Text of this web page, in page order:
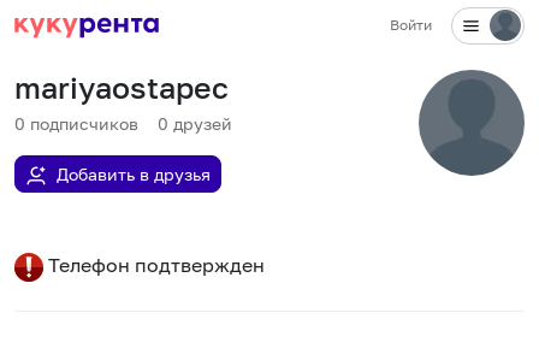
Войти
mariyaostapec
0 подписчиков 0 друзей
Добавить в друзья
Телефон подтвержден